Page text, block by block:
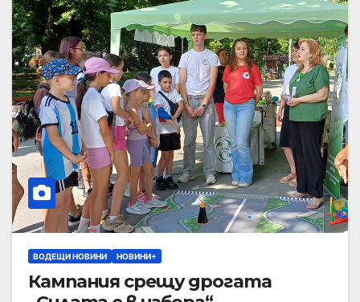
ВОДЕЩИ НОВИНИ НОВИНИ+
Кампания срещу дрогата